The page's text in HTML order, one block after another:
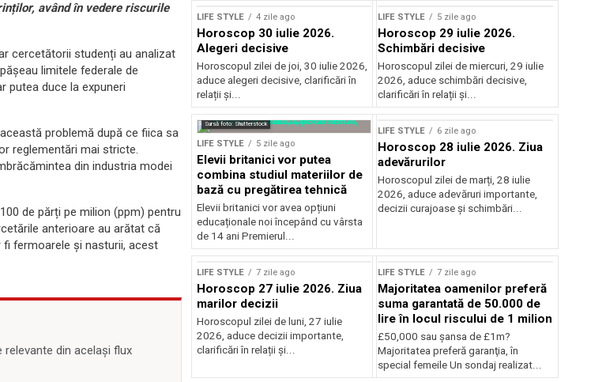
având în vedere riscurile
cercetătorii studenți au analizat
limitele federale de
putea duce la expuneri
problemă după ce fiica sa
reglementări mai stricte.
din industria modei
de părți pe milion (ppm) pentru
anterioare au arătat că
fermoarele și nasturii, acest
din același flux
LIFE STYLE 4 zile ago
Horoscop 30 iulie 2026.
Alegeri decisive
Horoscopul zilei de joi, 30 iulie 2026,
aduce alegeri decisive, clarificări în
relații și...
LIFE STYLE 5 zile ago
Horoscop 29 iulie 2026.
Schimbări decisive
Horoscopul zilei de miercuri, 29 iulie
2026, aduce schimbări decisive,
clarificări în relații și...
Sursă foto: Shutterstock
LIFE STYLE 5 zile ago
Elevii britanici vor putea
combina studiul materiilor de
bază cu pregătirea tehnică
Elevii britanici vor avea opțiuni
educaționale noi începând cu vârsta
de 14 ani Premierul...
LIFE STYLE 6 zile ago
Horoscop 28 iulie 2026. Ziua
adevărurilor
Horoscopul zilei de marți, 28 iulie
2026, aduce adevăruri importante,
decizii curajoase și schimbări...
LIFE STYLE 7 zile ago
Horoscop 27 iulie 2026. Ziua
marilor decizii
Horoscopul zilei de luni, 27 iulie
2026, aduce decizii importante,
clarificări în relații și...
LIFE STYLE 7 zile ago
Majoritatea oamenilor preferă
suma garantată de 50.000 de
lire în locul riscului de 1 milion
£50,000 sau şansa de £1m?
Majoritatea preferă garanţia, în
special femeile Un sondaj realizat...